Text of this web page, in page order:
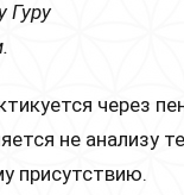
Гуру
через
не анализу
присутствию.